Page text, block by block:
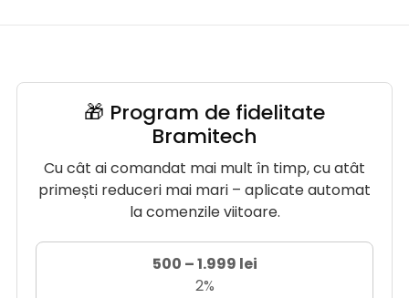
🎁 Program de fidelitate
Bramitech
Cu cât ai comandat mai mult în timp, cu atât
primești reduceri mai mari – aplicate automat
la comenzile viitoare.
500 – 1.999 lei
2%